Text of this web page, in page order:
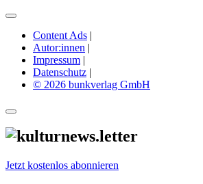
Content Ads |
Autor:innen |
Impressum |
Datenschutz |
© 2026 bunkverlag GmbH
Jetzt kostenlos abonnieren